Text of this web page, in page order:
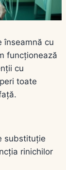
înseamnă cu
funcționează
cu
toate
substituție
rinichilor